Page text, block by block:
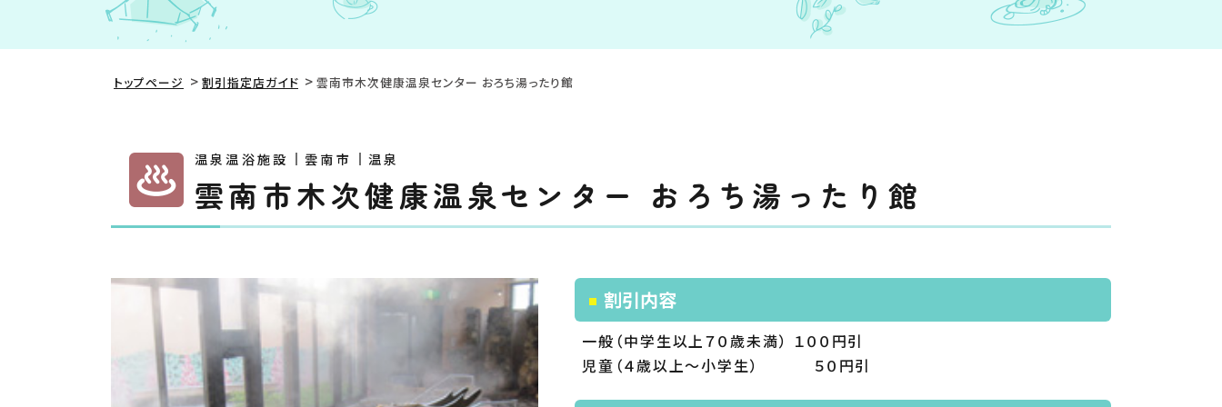
トップページ 割引指定店ガイド 雲南市木次健康温泉センター おろち湯ったり館
温泉温浴施設 雲南市 温泉
雲南市木次健康温泉センター おろち湯ったり館
割引内容
一般（中学生以上７０歳未満） １００円引
児童（４歳以上～小学生） ５０円引